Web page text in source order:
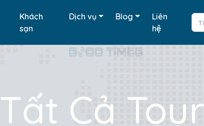
Khách
sạn
Dịch vụ Blog
Liên
hệ
Tất Cả Tour